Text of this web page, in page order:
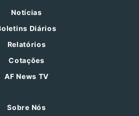
Notícias
Diários
Relatórios
Cotações
AF News TV
Sobre Nós